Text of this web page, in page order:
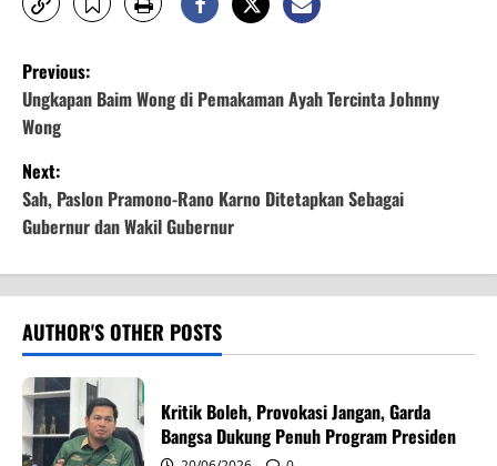
P
o
s
t
n
a
v
i
g
Previous:
Ungkapan Baim Wong di Pemakaman Ayah Tercinta Johnny
Wong
Next:
Sah, Paslon Pramono-Rano Karno Ditetapkan Sebagai
Gubernur dan Wakil Gubernur
AUTHOR'S OTHER POSTS
Kritik Boleh, Provokasi Jangan, Garda
Bangsa Dukung Penuh Program Presiden